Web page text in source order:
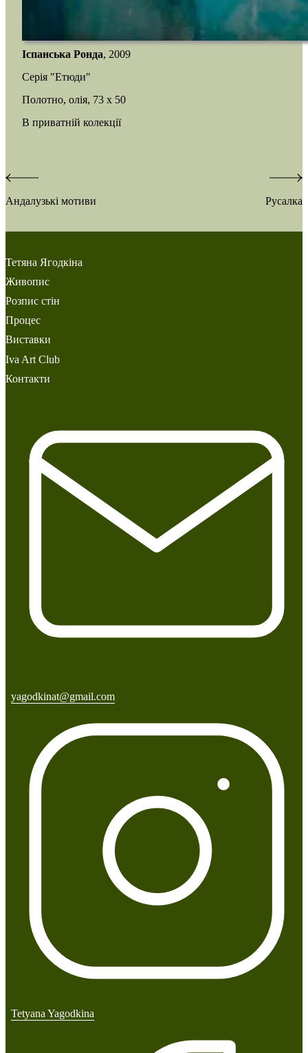
Іспанська Ронда, 2009
Серія "Етюди"
Полотно, олія, 73 х 50
В приватній колекції
Навігація
Андалузькі мотиви Русалка
Тетяна Ягодкіна
Живопис
Розпис стін
Процес
Виставки
Iva Art Club
Контакти
yagodkinat@gmail.com
Tetyana Yagodkina